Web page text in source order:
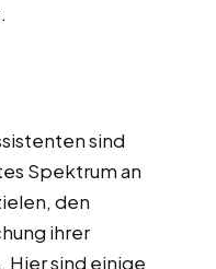
sind
Spektrum an
den
ihrer
Hier sind einige